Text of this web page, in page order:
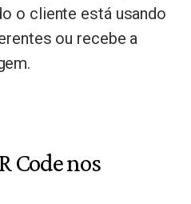
o cliente está usando
ou recebe a
Code nos